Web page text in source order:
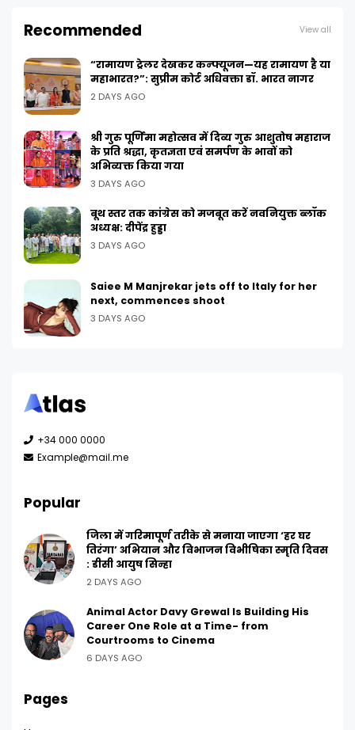
Recommended View all
“रामायण ट्रेलर देखकर कन्फ्यूजन—यह रामायण है या
महाभारत?”: सुप्रीम कोर्ट अधिवक्ता डॉ. भारत नागर
2 DAYS AGO
श्री गुरु पूर्णिमा महोत्सव में दिव्य गुरु आशुतोष महाराज
के प्रति श्रद्धा, कृतज्ञता एवं समर्पण के भावों को
अभिव्यक्त किया गया
3 DAYS AGO
बूथ स्तर तक कांग्रेस को मजबूत करें नवनियुक्त ब्लॉक
अध्यक्ष: दीपेंद्र हुड्डा
3 DAYS AGO
Saiee M Manjrekar jets off to Italy for her
next, commences shoot
3 DAYS AGO
+34 000 0000
Example@mail.me
Popular
जिला में गरिमापूर्ण तरीके से मनाया जाएगा ‘हर घर
तिरंगा’ अभियान और विभाजन विभीषिका स्मृति दिवस
: डीसी आयुष सिन्हा
2 DAYS AGO
Animal Actor Davy Grewal Is Building His
Career One Role at a Time- from
Courtrooms to Cinema
6 DAYS AGO
Pages